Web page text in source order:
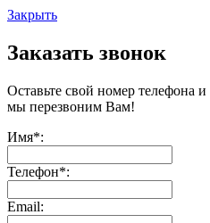
Закрыть
Заказать звонок
Оставьте свой номер телефона и
мы перезвоним Вам!
Имя*:
Телефон*:
Email: